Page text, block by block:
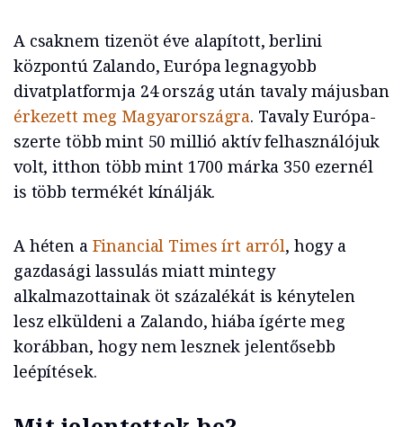
A csaknem tizenöt éve alapított, berlini
központú Zalando, Európa legnagyobb
divatplatformja 24 ország után tavaly májusban
érkezett meg Magyarországra. Tavaly Európa-
szerte több mint 50 millió aktív felhasználójuk
volt, itthon több mint 1700 márka 350 ezernél
is több termékét kínálják.
A héten a Financial Times írt arról, hogy a
gazdasági lassulás miatt mintegy
alkalmazottainak öt százalékát is kénytelen
lesz elküldeni a Zalando, hiába ígérte meg
korábban, hogy nem lesznek jelentősebb
leépítések.